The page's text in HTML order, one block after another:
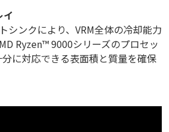
イ
シンクにより、VRM全体の冷却能力
Ryzen™ 9000シリーズのプロセッ
に対応できる表面積と質量を確保